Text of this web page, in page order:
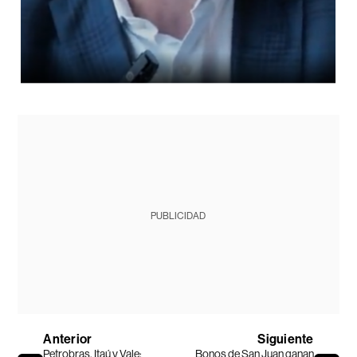
PUBLICIDAD
Anterior
Petrobras, Itaú y Vale:
Siguiente
Bonos de San Juan ganan